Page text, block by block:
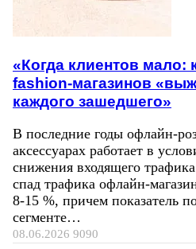
«Когда клиентов мало:
fashion-магазинов
каждого зашедшего»
В последние годы офлайн-
аксессуарах работает в
снижения входящего
спад трафика офлайн-
8-15 %, причем показатель
сегменте…
08.06.2026 9090